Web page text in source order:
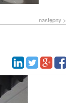
następny >